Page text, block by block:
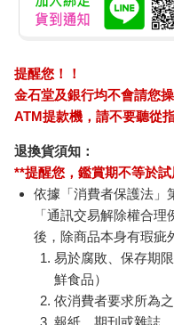
提醒您！！
金石堂及銀行均不會請您
ATM提款機，請不要聽從
退換貨須知：
**提醒您，鑑賞期不等於
依據「消費者保護法」
「通訊交易解除權合
後，除商品本身有瑕疵
易於腐敗、保存期
鮮食品）
依消費者要求所為
報紙、期刊或雜誌